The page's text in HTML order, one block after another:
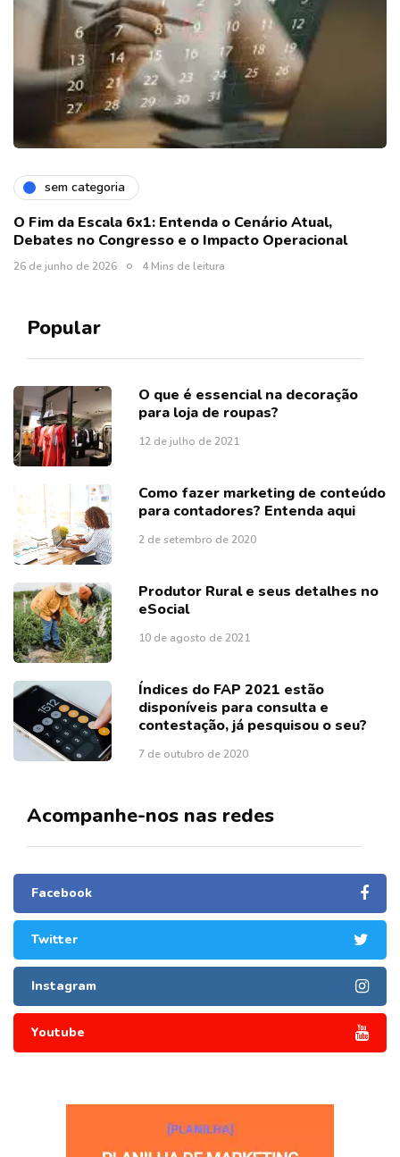
sem categoria
O Fim da Escala 6x1: Entenda o Cenário Atual,
Debates no Congresso e o Impacto Operacional
26 de junho de 2026 4 Mins de leitura
Popular
O que é essencial na decoração
para loja de roupas?
12 de julho de 2021
Como fazer marketing de conteúdo
para contadores? Entenda aqui
2 de setembro de 2020
Produtor Rural e seus detalhes no
eSocial
10 de agosto de 2021
Índices do FAP 2021 estão
disponíveis para consulta e
contestação, já pesquisou o seu?
7 de outubro de 2020
Acompanhe-nos nas redes
Facebook
Twitter
Instagram
Youtube